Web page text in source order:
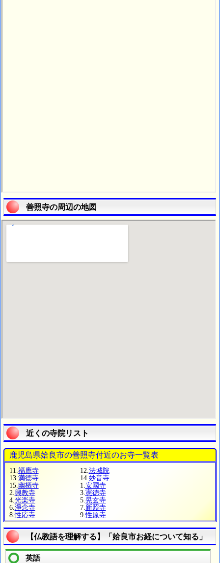
善照寺の周辺の地図
近くの寺院リスト
鹿児島県姶良市の善照寺付近のお寺一覧表
11. 福應寺 12. 法城院
13. 満徳寺 14. 妙音寺
15. 幽栖寺 1. 安國寺
2. 興教寺 3. 憲徳寺
4. 光楽寺 5. 晃玄寺
6. 淨念寺 7. 新照寺
8.性応寺 9.性原寺
【仏教語を理解する】「姶良市お経について知る」
英語